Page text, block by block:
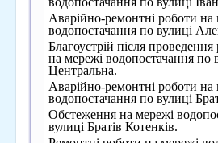
Аварійно-ремонтні роботи на
водопостачання по вулиці
Благоустрій після
на мережі водопостачання по
Центральна.
Аварійно-ремонтні роботи на
водопостачання по вулиці
Обстеження на мережі
вулиці Братів Котенків.